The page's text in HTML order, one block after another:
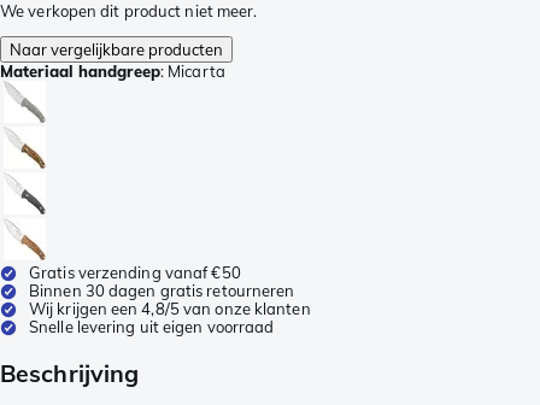
We verkopen dit product niet meer.
Naar vergelijkbare producten
Materiaal handgreep: Micarta
Gratis verzending vanaf €50
Binnen 30 dagen gratis retourneren
Wij krijgen een 4,8/5 van onze klanten
Snelle levering uit eigen voorraad
Beschrijving